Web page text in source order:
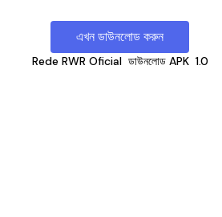
এখন ডাউনলোড করুন
Rede RWR Oficial ডাউনলোড APK 1.0